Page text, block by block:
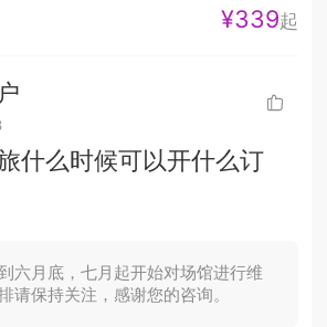
¥339起
什么时候可以开什么订
六月底，七月起开始对场馆进行维
请保持关注，感谢您的咨询。